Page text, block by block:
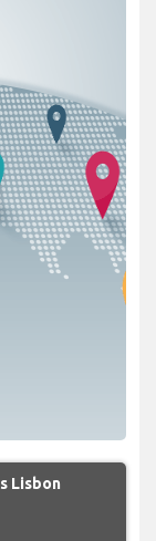
Lisbon